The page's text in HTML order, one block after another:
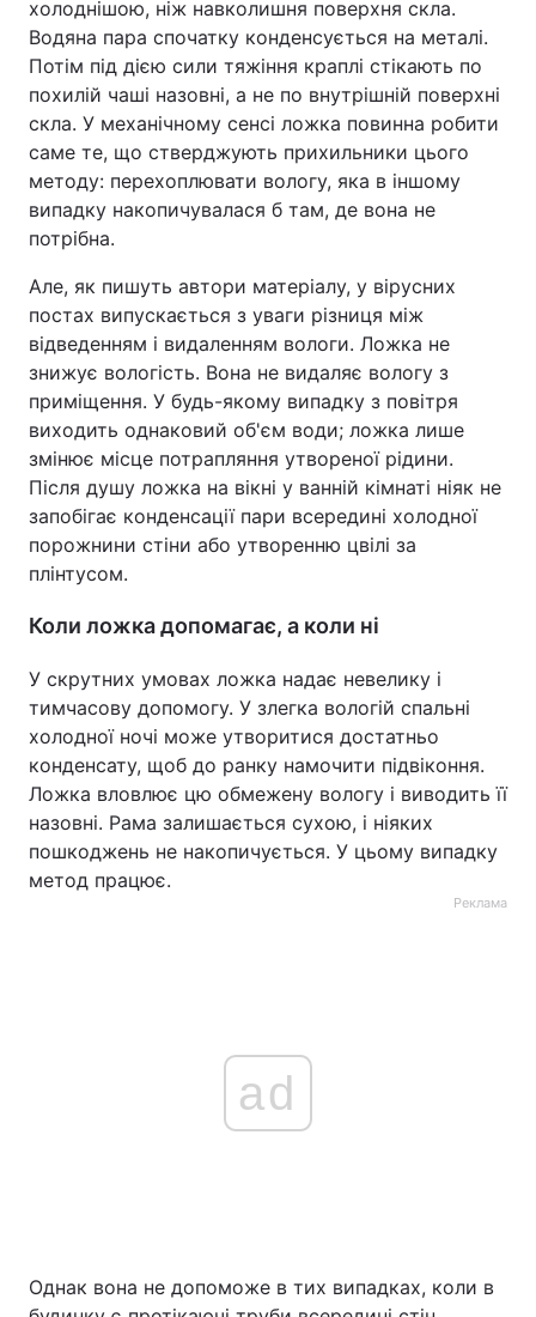
холоднішою, ніж навколишня поверхня скла.
Водяна пара спочатку конденсується на металі.
Потім під дією сили тяжіння краплі стікають по
похилій чаші назовні, а не по внутрішній поверхні
скла. У механічному сенсі ложка повинна робити
саме те, що стверджують прихильники цього
методу: перехоплювати вологу, яка в іншому
випадку накопичувалася б там, де вона не
потрібна.
Але, як пишуть автори матеріалу, у вірусних
постах випускається з уваги різниця між
відведенням і видаленням вологи. Ложка не
знижує вологість. Вона не видаляє вологу з
приміщення. У будь-якому випадку з повітря
виходить однаковий об'єм води; ложка лише
змінює місце потрапляння утвореної рідини.
Після душу ложка на вікні у ванній кімнаті ніяк не
запобігає конденсації пари всередині холодної
порожнини стіни або утворенню цвілі за
плінтусом.
Коли ложка допомагає, а коли ні
У скрутних умовах ложка надає невелику і
тимчасову допомогу. У злегка вологій спальні
холодної ночі може утворитися достатньо
конденсату, щоб до ранку намочити підвіконня.
Ложка вловлює цю обмежену вологу і виводить її
назовні. Рама залишається сухою, і ніяких
пошкоджень не накопичується. У цьому випадку
метод працює.
Реклама
ad
Однак вона не допоможе в тих випадках, коли в